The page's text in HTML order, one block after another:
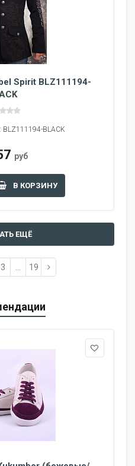
Spirit BLZ111194-
BLZ111194-BLACK
руб
В КОРЗИНУ
ЕЩЁ
3 19